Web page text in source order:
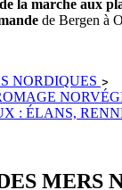
la marche aux
de Bergen à
NORDIQUES
: ÉLANS,
MERS